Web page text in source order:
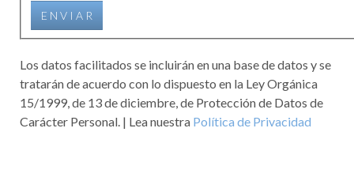
E N V I A R
Los datos facilitados se incluirán en una base de datos y se
tratarán de acuerdo con lo dispuesto en la Ley Orgánica
15/1999, de 13 de diciembre, de Protección de Datos de
Carácter Personal. | Lea nuestra Política de Privacidad